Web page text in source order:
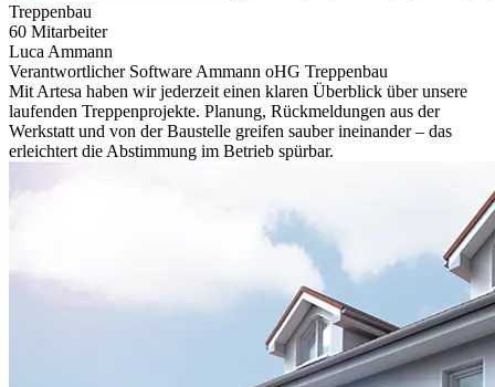
Treppenbau
60 Mitarbeiter
Luca Ammann
Verantwortlicher Software Ammann oHG Treppenbau
Mit Artesa haben wir jederzeit einen klaren Überblick über unsere
laufenden Treppenprojekte. Planung, Rückmeldungen aus der
Werkstatt und von der Baustelle greifen sauber ineinander – das
erleichtert die Abstimmung im Betrieb spürbar.